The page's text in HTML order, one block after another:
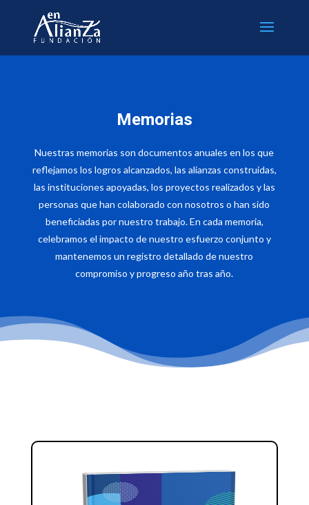
Memorias
Nuestras memorias son documentos anuales en los que
reflejamos los logros alcanzados, las alianzas construidas,
las instituciones apoyadas, los proyectos realizados y las
personas que han colaborado con nosotros o han sido
beneficiadas por nuestro trabajo. En cada memoria,
celebramos el impacto de nuestro esfuerzo conjunto y
mantenemos un registro detallado de nuestro
compromiso y progreso año tras año.